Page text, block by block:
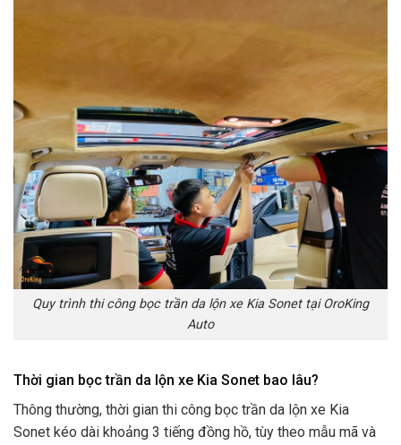
Quy trình thi công bọc trần da lộn xe Kia Sonet tại OroKing
Auto
Thời gian bọc trần da lộn xe Kia Sonet bao lâu?
Thông thường, thời gian thi công bọc trần da lộn xe Kia
Sonet kéo dài khoảng 3 tiếng đồng hồ, tùy theo mẫu mã và